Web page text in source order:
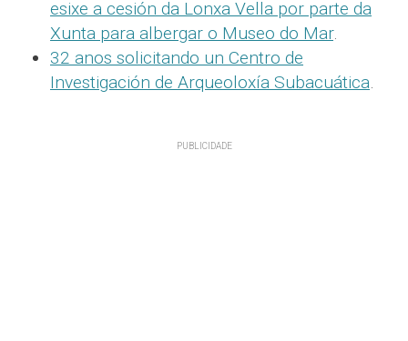
esixe a cesión da Lonxa Vella por parte da
Xunta para albergar o Museo do Mar.
32 anos solicitando un Centro de
Investigación de Arqueoloxía Subacuática.